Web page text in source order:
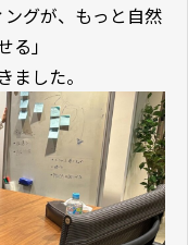
グが、もっと自然
る」
ました。